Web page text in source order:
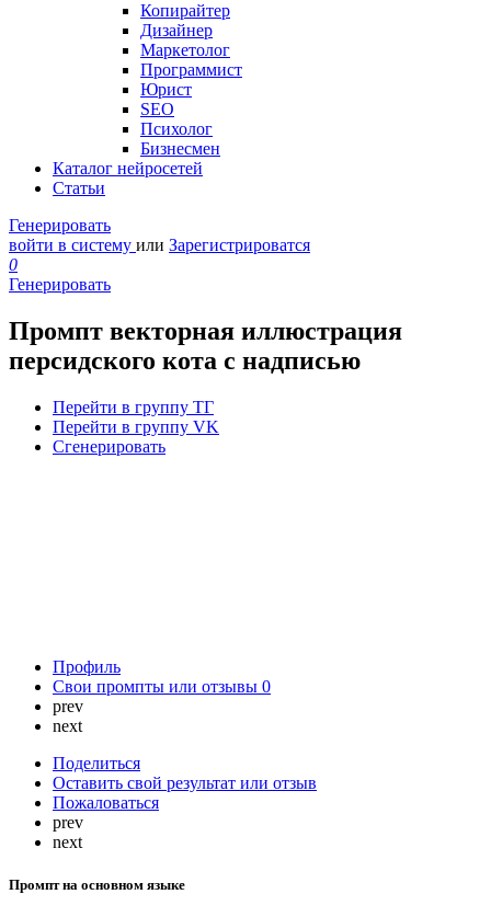
Копирайтер
Дизайнер
Маркетолог
Программист
Юрист
SEO
Психолог
Бизнесмен
Каталог нейросетей
Статьи
Генерировать
войти в систему или Зарегистрироватся
0
Генерировать
Промпт векторная иллюстрация
персидского кота с надписью
Перейти в группу ТГ
Перейти в группу VK
Сгенерировать
Профиль
Свои промпты или отзывы 0
prev
next
Поделиться
Оставить свой результат или отзыв
Пожаловаться
prev
next
Промпт на основном языке